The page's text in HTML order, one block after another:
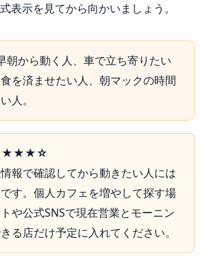
表示を見てから向かいましょう。
朝から動く人、車で立ち寄りたい
を済ませたい人、朝マックの時間
人。
★★★★☆
報で確認してから動きたい人には
す。個人カフェを増やして探す場
や公式SNSで現在営業とモーニン
る店だけ予定に入れてください。